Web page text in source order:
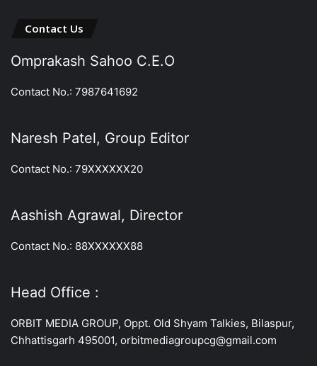
Contact Us
Omprakash Sahoo C.E.O
Contact No.: 7987641692
Naresh Patel, Group Editor
Contact No.: 79XXXXXX20
Aashish Agrawal, Director
Contact No.: 88XXXXXX88
Head Office :
ORBIT MEDIA GROUP, Oppt. Old Shyam Talkies, Bilaspur,
Chhattisgarh 495001, orbitmediagroupcg@gmail.com